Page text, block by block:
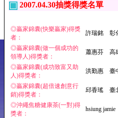
2007.04.30抽獎得獎名單
◎贏家錦囊(快樂贏家)得獎
者：
許瑞銘 彰
◎贏家錦囊(做一個成功的
領導人)得獎者：
蕭惠芬 高
◎贏家錦囊(成功致富又助
人)得獎者：
洪勤惠 臺
◎贏家錦囊(超倍速創意行
銷)得獎者：
邱香瑤 臺
◎沖繩焦糖健康茶(一對)得
獎者：
hsiung